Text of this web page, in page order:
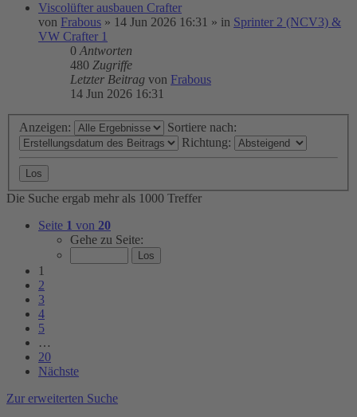
Viscolüfter ausbauen Crafter
von Frabous » 14 Jun 2026 16:31 » in Sprinter 2 (NCV3) &
VW Crafter 1
0 Antworten
480 Zugriffe
Letzter Beitrag von Frabous
14 Jun 2026 16:31
Anzeigen:
Sortiere nach:
Richtung:
Die Suche ergab mehr als 1000 Treffer
Seite 1 von 20
Gehe zu Seite:
1
2
3
4
5
…
20
Nächste
Zur erweiterten Suche